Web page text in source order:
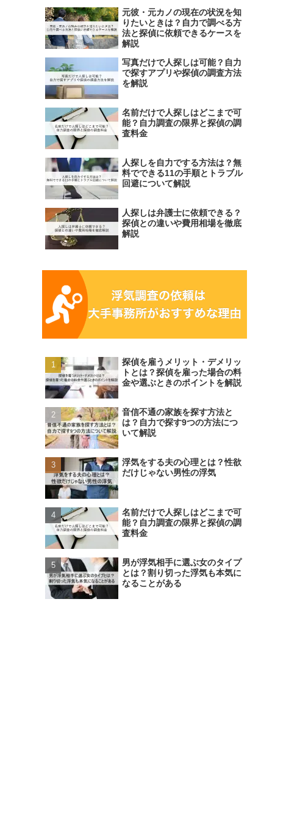
元彼・元カノの現在の状況を知
りたいときは？自力で調べる方
法と探偵に依頼できるケースを
解説
写真だけで人探しは可能？自力
で探すアプリや探偵の調査方法
を解説
名前だけで人探しはどこまで可
能？自力調査の限界と探偵の調
査料金
人探しを自力でする方法は？無
料でできる11の手順とトラブル
回避について解説
人探しは弁護士に依頼できる？
探偵との違いや費用相場を徹底
解説
探偵を雇うメリット・デメリッ
トとは？探偵を雇った場合の料
金や選ぶときのポイントを解説
音信不通の家族を探す方法と
は？自力で探す9つの方法につ
いて解説
浮気をする夫の心理とは？性欲
だけじゃない男性の浮気
名前だけで人探しはどこまで可
能？自力調査の限界と探偵の調
査料金
男が浮気相手に選ぶ女のタイプ
とは？割り切った浮気も本気に
なることがある